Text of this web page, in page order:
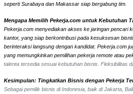
seperti Surabaya dan Makassar siap bergabung tim.
Mengapa Memilih Pekerja.com untuk Kebutuhan
Pekerja.com menyediakan akses ke jaringan pencari
kantor, yang siap berkontribusi pada kesuksesan
berinteraksi langsung dengan kandidat. Pekerja.com
yang memungkinkan pemilihan pekerja remote atau
talenta tersedia sesuai kebutuhan bisnis. Fleksibilitas
Kesimpulan: Tingkatkan Bisnis dengan Pekerja
Sebagai pemilik bisnis di Indonesia, baik di Jakarta,